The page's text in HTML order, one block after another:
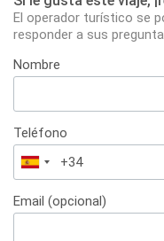
El operador turístico se
responder a sus
Nombre
Teléfono
España
+34
Email (opcional)